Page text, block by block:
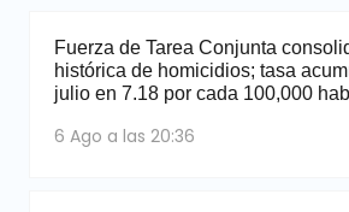
Fuerza de Tarea Conjunta
histórica de homicidios; tasa
julio en 7.18 por cada 100,000
6 Ago a las 20:36